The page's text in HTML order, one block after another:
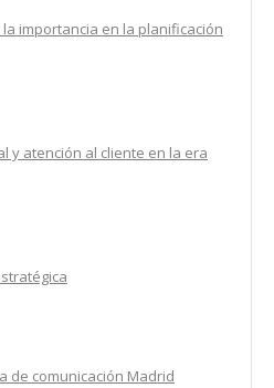
importancia en la planificación
y atención al cliente en la era
de comunicación Madrid